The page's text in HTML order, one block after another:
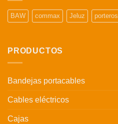
BAW commax Jeluz porteros
PRODUCTOS
Bandejas portacables
Cables eléctricos
Cajas